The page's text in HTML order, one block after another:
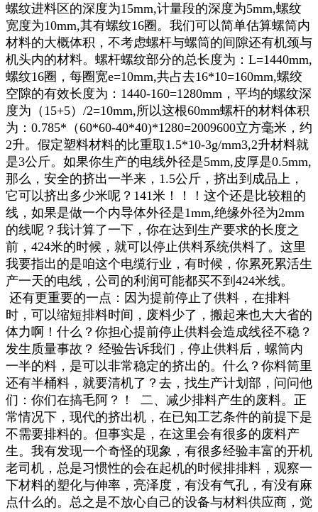
螺纹进料区的深度为15mm,计量段的深度为5mm,螺纹
宽度为10mm,其有螺纹16圈。我们可以简单估算螺筒内
材料的大概体积，不考虑螺杆与螺筒的间隙还有机颈与
机头内的材料。螺杆螺纹部分的总长度为：L=1440mm,
螺纹16圈，每圈宽e=10mm,共占去16*10=160mm,螺绞
空隙的有效长度为：1440-160=1280mm，平均的螺纹深
度为（15+5）/2=10mm,所以这根60mm螺杆的材料体积
为：0.785*（60*60-40*40)*1280=2009600立方毫米，约
2升。假定塑料材料的比重取1.5*10-3g/mm3,2升材料就
是3公斤。如果你生产的电线外径是5mm,皮厚是0.5mm,
那么，安全的挤出一半来，1.5公斤，挤出到成品上，
它可以挤出多少米呢？141米！！！这个还是比较粗的
线，如果是做一个内导体外径是1mm,绝缘外径为2mm
的线呢？我计算了一下，你在达到生产要求的长度之
前，424米的时候，就可以停止供料系统供料了。这里
我要指出的是咱这个电缆行业，有时候，你累死累活生
产一天的电线，公司的利润可能都买不到424米线。
还有更重要的一点：因为提前停止了供料，在排料
时，可以缩短排料时间，废料少了，搬起来也大大省的
体力啊！什么？你担心提前停止供料会造成线径不稳？
发生质量事故？ 经验告诉我们，停止供料后，螺筒内
一半的料，是可以非常稳定的挤出的。什么？你料筒里
还有半桶料，就要清机了？去，找生产计划部，问问他
们：你们在搞毛阿？！ 二、减少排料产生的废料。正
常情况下，现代的挤出机，在已知工艺条件的前提下是
不需要排料的。但事实是，在这里会有很多的废料产
生。我有发现一个奇怪的现象，有很多经验丰富的开机
老司机，总是习惯性的会在起机的时候排排料，观察一
下材料的塑化与伸率，亮泽度，有没有气孔，有没有麻
点什么的。总之是不放心自己的设备与材料供应商，觉